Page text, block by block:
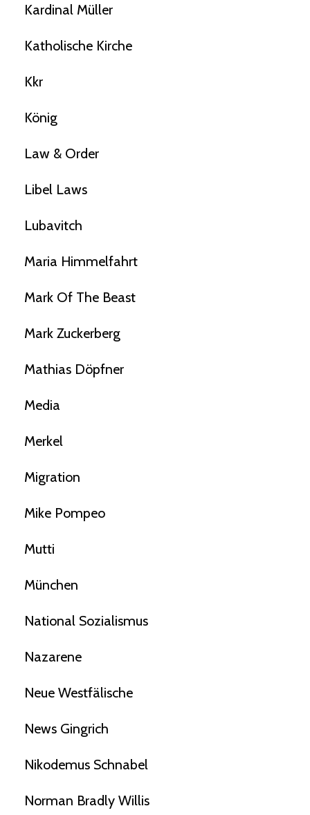
Kardinal Müller
Katholische Kirche
Kkr
König
Law & Order
Libel Laws
Lubavitch
Maria Himmelfahrt
Mark Of The Beast
Mark Zuckerberg
Mathias Döpfner
Media
Merkel
Migration
Mike Pompeo
Mutti
München
National Sozialismus
Nazarene
Neue Westfälische
News Gingrich
Nikodemus Schnabel
Norman Bradly Willis